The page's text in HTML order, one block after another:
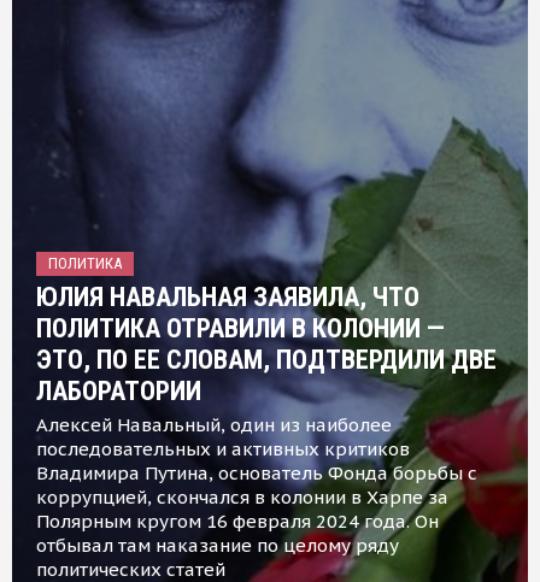
ПОЛИТИКА
ЮЛИЯ НАВАЛЬНАЯ ЗАЯВИЛА, ЧТО
ПОЛИТИКА ОТРАВИЛИ В КОЛОНИИ —
ЭТО, ПО ЕЕ СЛОВАМ, ПОДТВЕРДИЛИ ДВЕ
ЛАБОРАТОРИИ
Алексей Навальный, один из наиболее
последовательных и активных критиков
Владимира Путина, основатель Фонда борьбы с
коррупцией, скончался в колонии в Харпе за
Полярным кругом 16 февраля 2024 года. Он
отбывал там наказание по целому ряду
политических статей